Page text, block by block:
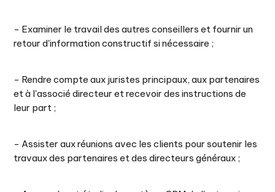
- Examiner le travail des autres conseillers et fournir un
retour d'information constructif si nécessaire ;
- Rendre compte aux juristes principaux, aux partenaires
et à l'associé directeur et recevoir des instructions de
leur part ;
- Assister aux réunions avec les clients pour soutenir les
travaux des partenaires et des directeurs généraux ;